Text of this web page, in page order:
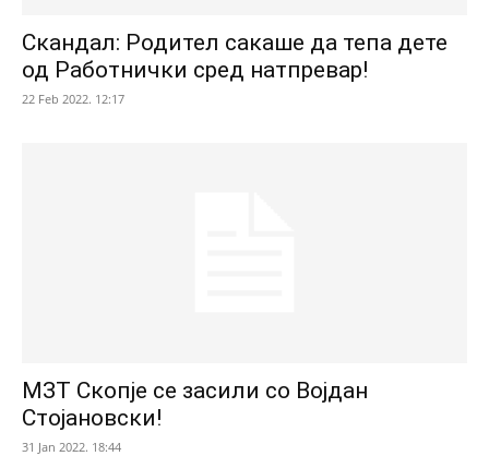
Скандал: Родител сакаше да тепа дете
од Работнички сред натпревар!
22 Feb 2022. 12:17
МЗТ Скопје се засили со Војдан
Стојановски!
31 Jan 2022. 18:44